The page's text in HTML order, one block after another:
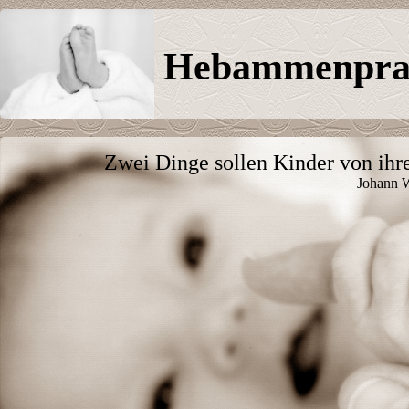
Zwei Dinge sollen Kinder von
Johann